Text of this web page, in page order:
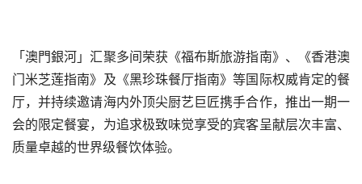
「澳門銀河」汇聚多间荣获《福布斯旅游指南》、《香港澳
门米芝莲指南》及《黑珍珠餐厅指南》等国际权威肯定的餐
厅，并持续邀请海内外顶尖厨艺巨匠携手合作，推出一期一
会的限定餐宴，为追求极致味觉享受的宾客呈献层次丰富、
质量卓越的世界级餐饮体验。